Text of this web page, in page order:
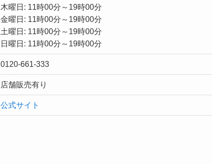
木曜日: 11時00分～19時00分
金曜日: 11時00分～19時00分
土曜日: 11時00分～19時00分
日曜日: 11時00分～19時00分
0120-661-333
店舗販売有り
公式サイト